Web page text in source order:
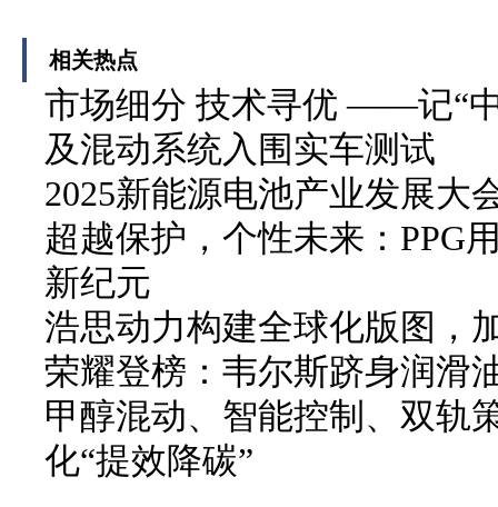
相关热点
市场细分 技术寻优 ——记“
及混动系统入围实车测试
2025新能源电池产业发展大
超越保护，个性未来：PPG
新纪元
浩思动力构建全球化版图，
荣耀登榜：韦尔斯跻身润滑
甲醇混动、智能控制、双轨
化“提效降碳”